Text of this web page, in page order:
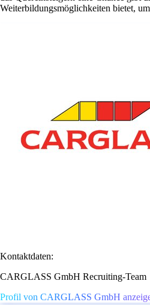
Weiterbildungsmöglichkeiten bietet,
Kontaktdaten:
CARGLASS GmbH Recruiting-Team
Profil von CARGLASS GmbH